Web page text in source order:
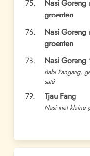
75.
Nasi Goreng
groenten
76.
Nasi Goreng
groenten
78.
Nasi Goreng
Babi Pangang,
saté
79. Tjau Fang
Nasi met kleine